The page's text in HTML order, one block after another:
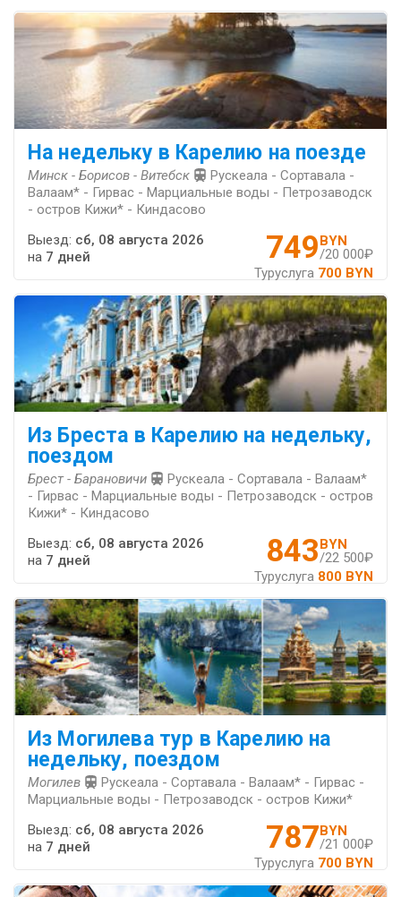
На недельку в Карелию на поезде
Минск - Борисов - Витебск
Рускеала - Сортавала -
Валаам* - Гирвас - Марциальные воды - Петрозаводск
- остров Кижи* - Киндасово
749BYN
/20 000₽
Туруслуга 700 BYN
Выезд: сб, 08 августа 2026
на 7 дней
Из Бреста в Карелию на недельку,
поездом
Брест - Барановичи
Рускеала - Сортавала - Валаам*
- Гирвас - Марциальные воды - Петрозаводск - остров
Кижи* - Киндасово
843BYN
/22 500₽
Туруслуга 800 BYN
Выезд: сб, 08 августа 2026
на 7 дней
Из Могилева тур в Карелию на
недельку, поездом
Могилев
Рускеала - Сортавала - Валаам* - Гирвас -
Марциальные воды - Петрозаводск - остров Кижи*
787BYN
/21 000₽
Туруслуга 700 BYN
Выезд: сб, 08 августа 2026
на 7 дней